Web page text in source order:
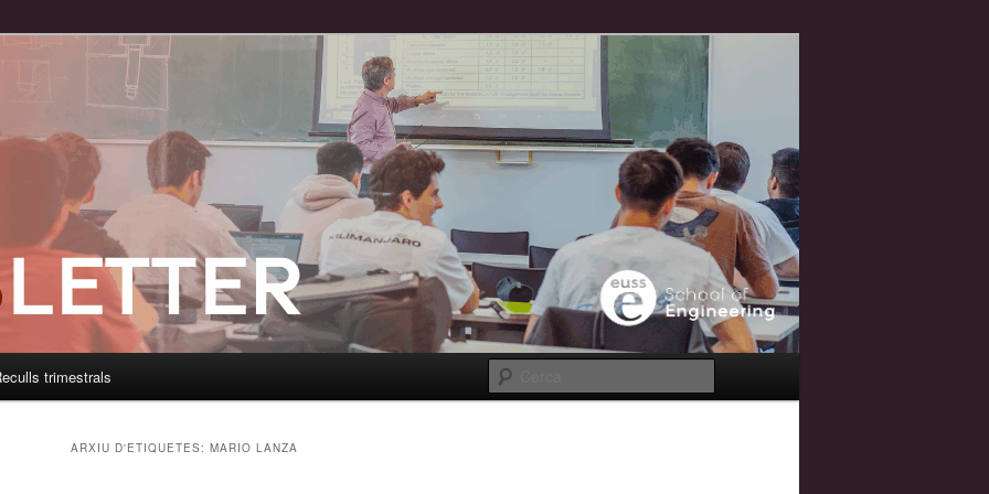
trimestrals
ARXIU D'ETIQUETES: MARIO LANZA